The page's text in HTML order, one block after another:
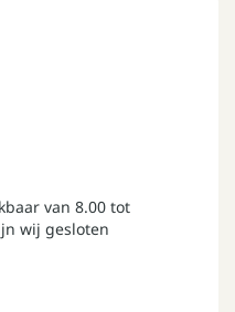
van 8.00 tot
wij gesloten